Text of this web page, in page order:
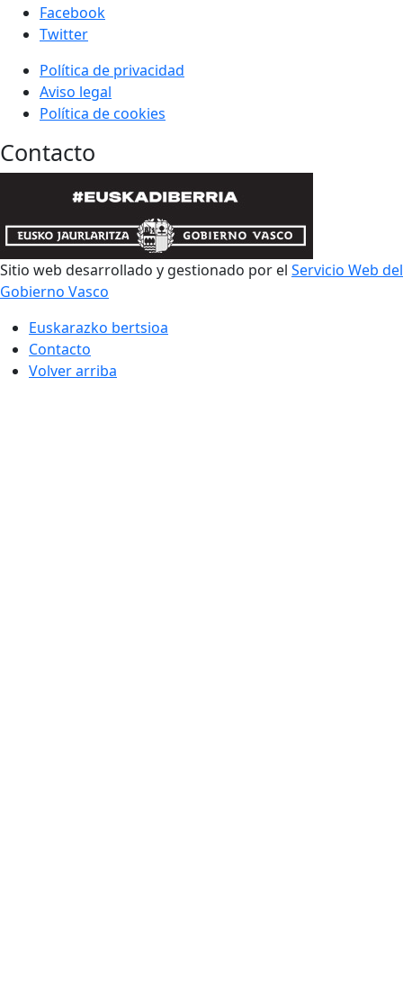
Facebook
Twitter
Política de privacidad
Aviso legal
Política de cookies
Contacto
Sitio web desarrollado y gestionado por el Servicio Web del
Gobierno Vasco
Euskarazko bertsioa
Contacto
Volver arriba